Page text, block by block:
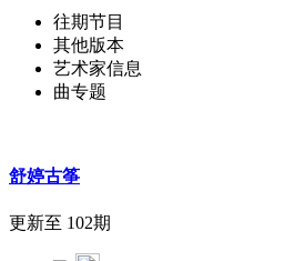
往期节目
其他版本
艺术家信息
曲专题
舒婷古筝
更新至 102期